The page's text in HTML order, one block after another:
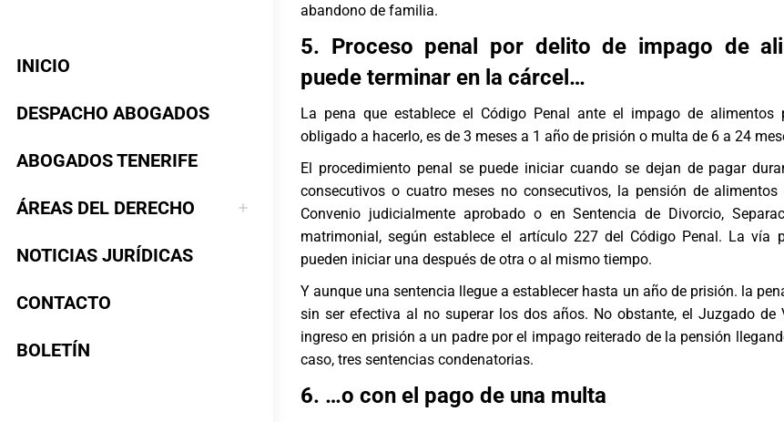
INICIO
DESPACHO ABOGADOS
ABOGADOS TENERIFE
ÁREAS DEL DERECHO
NOTICIAS JURÍDICAS
CONTACTO
BOLETÍN
abandono de familia.
5. Proceso penal por delito de impago de
puede terminar en la cárcel…
La pena que establece el Código Penal ante el impago de alimentos
obligado a hacerlo, es de 3 meses a 1 año de prisión o multa de 6 a 24
El procedimiento penal se puede iniciar cuando se dejan de pagar
consecutivos o cuatro meses no consecutivos, la pensión de alimentos
Convenio judicialmente aprobado o en Sentencia de Divorcio,
matrimonial, según establece el artículo 227 del Código Penal. La vía
pueden iniciar una después de otra o al mismo tiempo.
Y aunque una sentencia llegue a establecer hasta un año de prisión. la
sin ser efectiva al no superar los dos años. No obstante, el Juzgado de
ingreso en prisión a un padre por el impago reiterado de la pensión
caso, tres sentencias condenatorias.
6. …o con el pago de una multa